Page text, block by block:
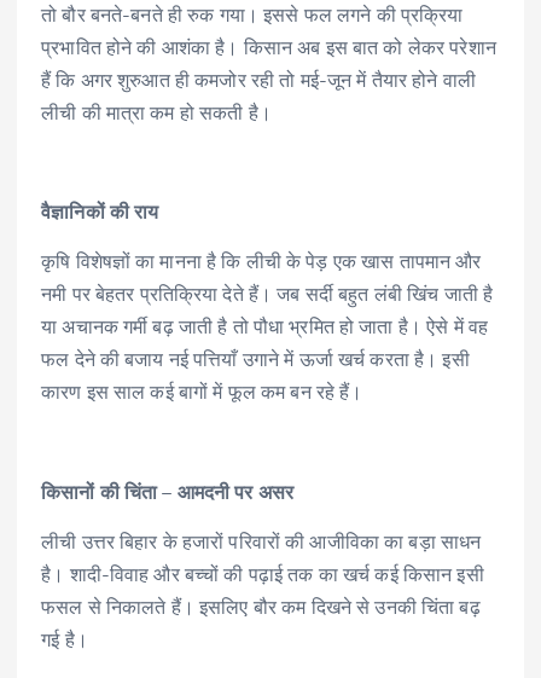
तो बौर बनते-बनते ही रुक गया। इससे फल लगने की प्रक्रिया
प्रभावित होने की आशंका है। किसान अब इस बात को लेकर परेशान
हैं कि अगर शुरुआत ही कमजोर रही तो मई-जून में तैयार होने वाली
लीची की मात्रा कम हो सकती है।
वैज्ञानिकों की राय
कृषि विशेषज्ञों का मानना है कि लीची के पेड़ एक खास तापमान और
नमी पर बेहतर प्रतिक्रिया देते हैं। जब सर्दी बहुत लंबी खिंच जाती है
या अचानक गर्मी बढ़ जाती है तो पौधा भ्रमित हो जाता है। ऐसे में वह
फल देने की बजाय नई पत्तियाँ उगाने में ऊर्जा खर्च करता है। इसी
कारण इस साल कई बागों में फूल कम बन रहे हैं।
किसानों की चिंता – आमदनी पर असर
लीची उत्तर बिहार के हजारों परिवारों की आजीविका का बड़ा साधन
है। शादी-विवाह और बच्चों की पढ़ाई तक का खर्च कई किसान इसी
फसल से निकालते हैं। इसलिए बौर कम दिखने से उनकी चिंता बढ़
गई है।